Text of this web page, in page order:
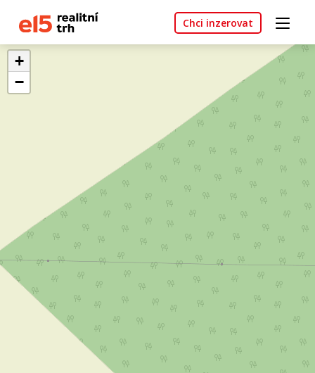
Chci inzerovat
+
−